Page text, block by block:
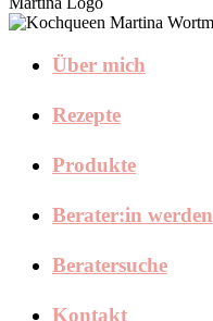
Über mich
Rezepte
Produkte
Berater:in werden
Beratersuche
Kontakt